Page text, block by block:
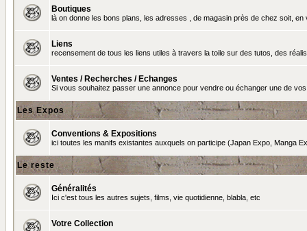
Boutiques
là on donne les bons plans, les adresses , de magasin près de chez soit, en
Liens
recensement de tous les liens utiles à travers la toile sur des tutos, des
Ventes / Recherches / Echanges
Si vous souhaitez passer une annonce pour vendre ou échanger une de
Les Expos
Conventions & Expositions
ici toutes les manifs existantes auxquels on participe (Japan Expo, Manga
Le reste
Généralités
Ici c'est tous les autres sujets, films, vie quotidienne, blabla, etc
Votre Collection